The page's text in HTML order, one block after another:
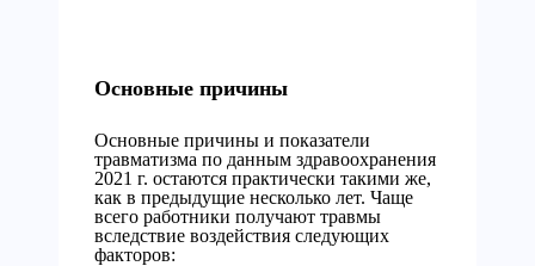
Основные причины
Основные причины и показатели
травматизма по данным здравоохранения
2021 г. остаются практически такими же,
как в предыдущие несколько лет. Чаще
всего работники получают травмы
вследствие воздействия следующих
факторов: